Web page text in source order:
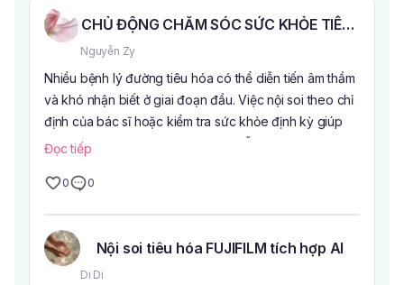
CHỦ ĐỘNG CHĂM SÓC SỨC KHỎE TIÊU HÓA
Nguyễn Zy
Nhiều bệnh lý đường tiêu hóa có thể diễn tiến âm thầm
và khó nhận biết ở giai đoạn đầu. Việc nội soi theo chỉ
định của bác sĩ hoặc kiểm tra sức khỏe định kỳ giúp
theo dõi tình trạng hệ tiêu hóa và hỗ trợ phát hiện sớm
Tại Bệnh viện Âu Cơ, dịch vụ Nội soi tiêu hóa không
Hệ thống nội soi Fujifilm (Nhật Bản)
Tích hợp Trí tuệ nhân tạo (AI) hỗ trợ bác sĩ trong quá
trình quan sát hình ảnh nội soi
Đọc tiếp
0 0
Nội soi tiêu hóa FUJIFILM tích hợp AI
Di Di